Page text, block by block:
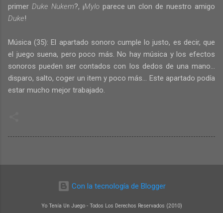
primer Duke Nukem?, ¡Mylo parece un clon de nuestro amigo
Duke!
Música (35): El apartado sonoro cumple lo justo, es decir, que
el juego suena, pero poco más. No hay música y los efectos
sonoros pueden ser contados con los dedos de una mano...
disparo, salto, coger un item y poco más... Este apartado podía
estar mucho mejor trabajado.
Con la tecnología de Blogger
Yo Tenía Un Juego - Todos Los Derechos Reservados (2010)